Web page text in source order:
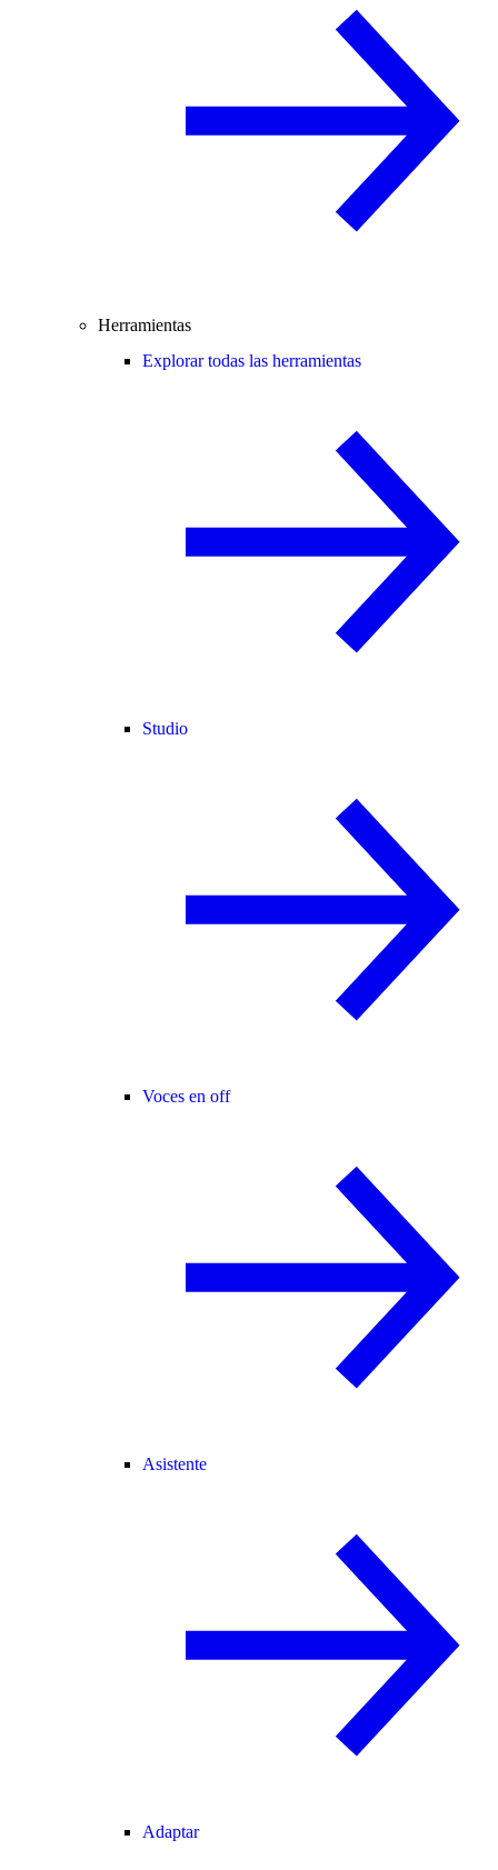
Herramientas
Explorar todas las herramientas
Studio
Voces en off
Asistente
Adaptar